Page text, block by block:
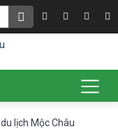
lịch Mộc Châu